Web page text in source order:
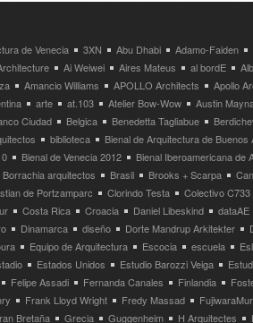
de Venecia 3XN Abu Dhabi Adamo-Faiden
Ai Weiwei Aires Mateus al bordE
Amancio Williams APOLLO Architects Apollo
arte at.103 Atelier Bow-Wow Austin
Ciudad Belgica Benedetta Tagliabue
biblioteca Bienal de Arquitectura de Buenos
Bienal de Venecia 2012 Bienal Iberoamericana de
Borrachia arquitectos Brasil Brooks + Scarpa
de Portzamparc Clorindo Testa Colectivo C733
Costa Rica Croacia Daniel Libeskind dataAE
Dinamarca diseño Dorte Mandrup Arkitekter
Equipo de Arquitectura Escocia escuela
Estados Unidos Estudio Barozzi Veiga
Felipe Assadi Fernanda Canales Finlandia
Frank Lloyd Wright Fredy Massad
Bretaña Grecia Guggenheim H Arquitectes